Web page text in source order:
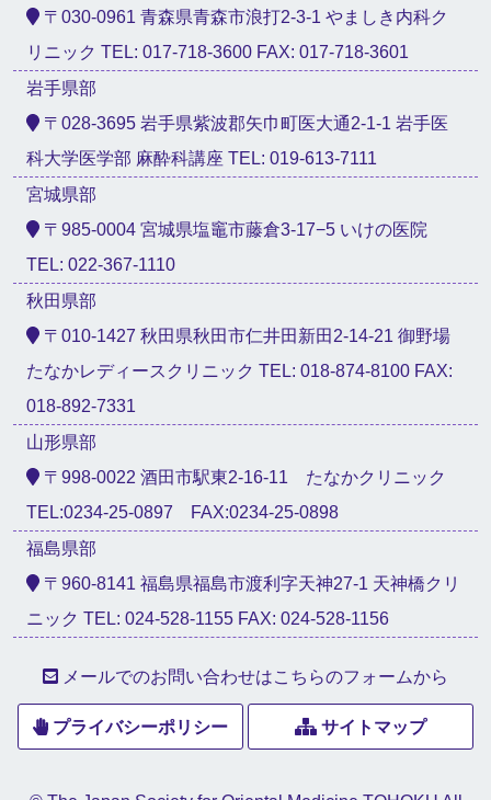
〒030-0961 青森県青森市浪打2-3-1 やましき内科ク
リニック TEL: 017-718-3600 FAX: 017-718-3601
岩手県部
〒028-3695 岩手県紫波郡矢巾町医大通2-1-1 岩手医
科大学医学部 麻酔科講座 TEL: 019-613-7111
宮城県部
〒985-0004 宮城県塩竈市藤倉3-17−5 いけの医院
TEL: 022-367-1110
秋田県部
〒010-1427 秋田県秋田市仁井田新田2-14-21 御野場
たなかレディースクリニック TEL: 018-874-8100 FAX:
018-892-7331
山形県部
〒998-0022 酒田市駅東2-16-11 たなかクリニック
TEL:0234-25-0897 FAX:0234-25-0898
福島県部
〒960-8141 福島県福島市渡利字天神27-1 天神橋クリ
ニック TEL: 024-528-1155 FAX: 024-528-1156
メールでのお問い合わせはこちらのフォームから
プライバシーポリシー サイトマップ